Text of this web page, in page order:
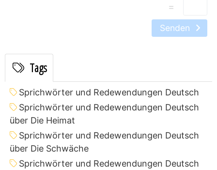
=
Senden
Tags
Sprichwörter und Redewendungen Deutsch
Sprichwörter und Redewendungen Deutsch
über Die Heimat
Sprichwörter und Redewendungen Deutsch
über Die Schwäche
Sprichwörter und Redewendungen Deutsch